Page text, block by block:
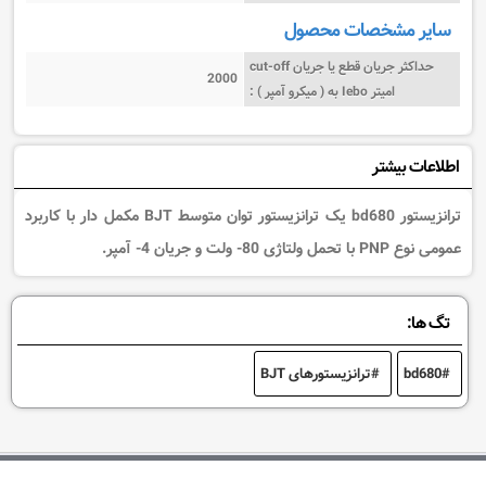
سایر مشخصات محصول
حداکثر جریان قطع یا جریان cut-off
امیتر Iebo به ( میکرو آمپر ) :
2000
اطلاعات بیشتر
ترانزیستور bd680 یک
ترانزیستور توان متوسط BJT مکمل دار با کاربرد
عمومی نوع PNP با تحمل ولتاژی 80- ولت و جریان 4- آمپر.
تگ ها:
bd680 ترانزیستورهای BJT